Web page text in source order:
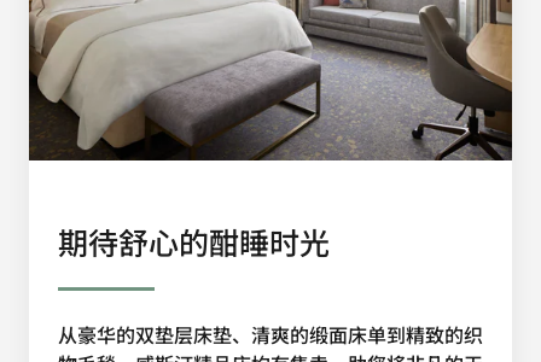
期待舒心的酣睡时光
从豪华的双垫层床垫、清爽的缎面床单到精致的织